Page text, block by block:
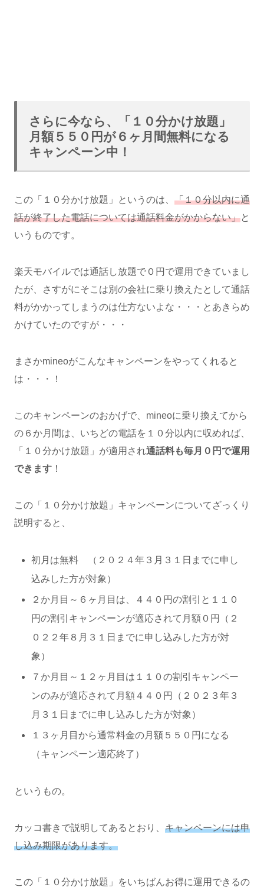
さらに今なら、「１０分かけ放題」
月額５５０円が６ヶ月間無料になる
キャンペーン中！
この「１０分かけ放題」というのは、 「１０分以内に通
話が終了した電話については通話料金がかからない」と
いうものです。
楽天モバイルでは通話し放題で０円で運用できていまし
たが、さすがにそこは別の会社に乗り換えたとして通話
料がかかってしまうのは仕方ないよな・・・とあきらめ
かけていたのですが・・・
まさかmineoがこんなキャンペーンをやってくれると
は・・・！
このキャンペーンのおかげで、mineoに乗り換えてから
の６か月間は、いちどの電話を１０分以内に収めれば、
「１０分かけ放題」が適用され通話料も毎月０円で運用
できます ！
この「１０分かけ放題」キャンペーンについてざっくり
説明すると、
初月は無料 （２０２４年３月３１日までに申し
込みした方が対象）
２か月目～６ヶ月目は、４４０円の割引と１１０
円の割引キャンペーンが適応されて月額０円（２
０２２年８月３１日までに申し込みした方が対
象）
７か月目～１２ヶ月目は１１０の割引キャンペー
ンのみが適応されて月額４４０円（２０２３年３
月３１日までに申し込みした方が対象）
１３ヶ月目から通常料金の月額５５０円になる
（キャンペーン適応終了）
というもの。
カッコ書きで説明してあるとおり、 キャンペーンには申
し込み期限があります。
この「１０分かけ放題」をいちばんお得に運用できるの